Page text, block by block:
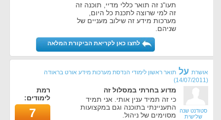
תעו"נ זה תואר כללי מדיי, תוכנה זה
זה למי שרוצה לתכנת כל היום,
מערכות מידע זה שילוב מעניים של
שניהם.
לחצו כאן לקריאת הביקורת המלאה
אושרת על תואר ראשון לימודי הנדסת מערכות מידע אורט בראודה
(
14/07/2011
)
סטודנט שנה
שלישית
מדוע בחרתי במסלול זה
כי זה תמיד ענין אותי. אני תמיד
התעניינתי בתוכנה וגם במקצועות
מסוימים של ניהול.
רמת
לימודים:
7